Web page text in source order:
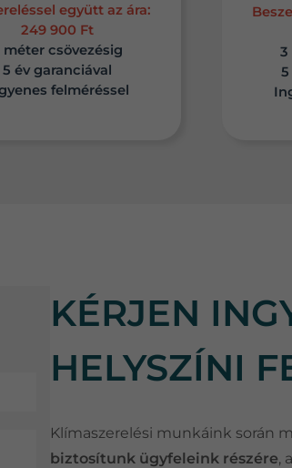
együtt az ára:
249 900 Ft
méter csövezésig
5 év garanciával
felméréssel
3
5
KÉRJEN
HELYSZÍNI
Klímaszerelési munkáink során
biztosítunk ügyfeleink részére,